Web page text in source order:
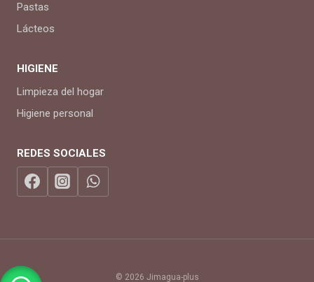
Pastas
Lácteos
HIGIENE
Limpieza del hogar
Higiene personal
REDES SOCIALES
© 2026 Jimagua-plus